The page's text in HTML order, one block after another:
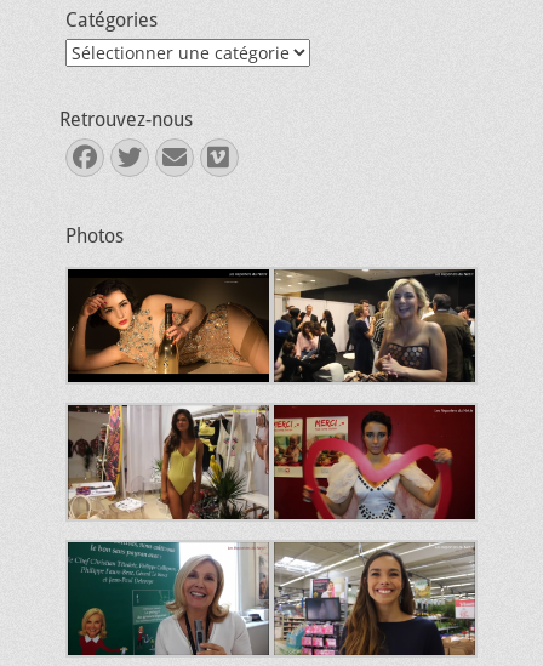
Catégories
Catégories
Retrouvez-nous
Facebook
Twitter
E-
mail
Vimeo
Photos